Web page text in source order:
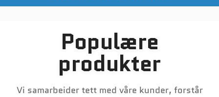
Populære
produkter
Vi samarbeider tett med våre kunder, forstår